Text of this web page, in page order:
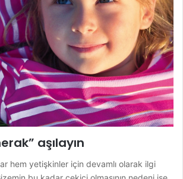
aşılayın
hem yetişkinler için devamlı olarak ilgi